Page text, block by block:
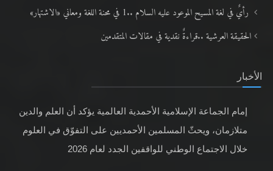
رأيٌ في لغة المسيح الموعود عليه السلام ..1 في محنة اللغة ومعاني «الاشتهار»
الحقيقة العرشية ..قراءةٌ نقدية في مقالات المتقدمين
الأخبار
إمام الجماعة الإسلامية الأحمدية العالمية يؤكد أن العلم والدين
متلازمان، ويحثّ المسلمين الأحمديين على التفوّق في العلوم
خلال الاجتماع الوطني للواقفين الجدد لعام 2026